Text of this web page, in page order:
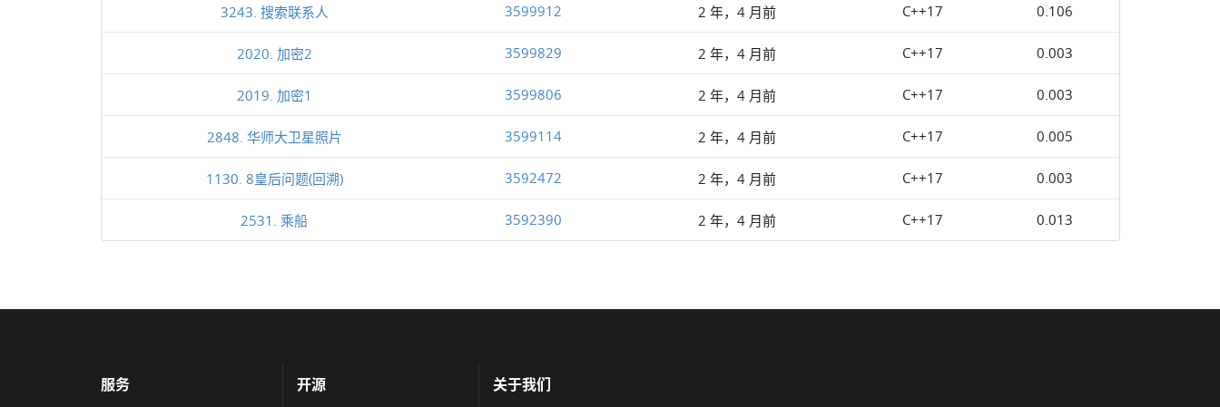
3243. 搜索联系人 3599912 2 年，4 月前 C++17 0.106
2020. 加密2 3599829 2 年，4 月前 C++17 0.003
2019. 加密1 3599806 2 年，4 月前 C++17 0.003
2848. 华师大卫星照片 3599114 2 年，4 月前 C++17 0.005
1130. 8皇后问题(回溯) 3592472 2 年，4 月前 C++17 0.003
2531. 乘船 3592390 2 年，4 月前 C++17 0.013
服务 开源 关于我们